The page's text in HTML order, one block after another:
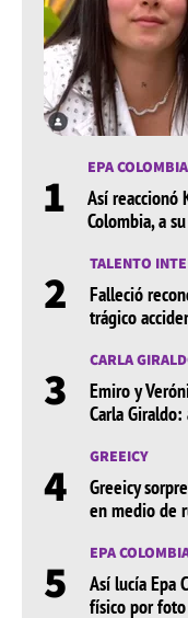
1 EPA COLOMBIA
Así reaccionó
Colombia, a
2 TALENTO
Falleció
trágico
3 CARLA
Emiro y
Carla
4 GREEICY
Greeicy
en medio de
5 EPA
Así lucía Epa
físico por